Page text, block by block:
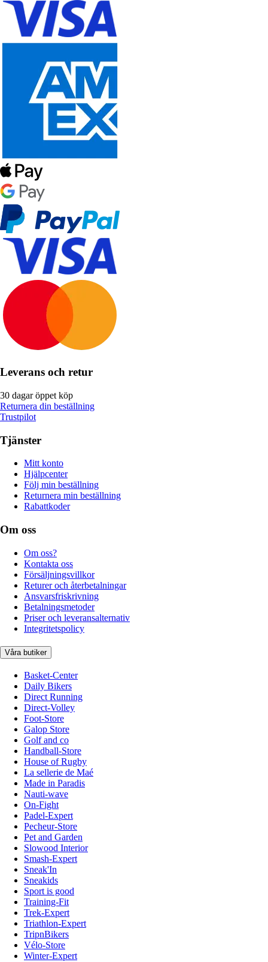
Leverans och retur
30 dagar öppet köp
Returnera din beställning
Trustpilot
Tjänster
Mitt konto
Hjälpcenter
Följ min beställning
Returnera min beställning
Rabattkoder
Om oss
Om oss?
Kontakta oss
Försäljningsvillkor
Returer och återbetalningar
Ansvarsfriskrivning
Betalningsmetoder
Priser och leveransalternativ
Integritetspolicy
Våra butiker
Basket-Center
Daily Bikers
Direct Running
Direct-Volley
Foot-Store
Galop Store
Golf and co
Handball-Store
House of Rugby
La sellerie de Maé
Made in Paradis
Nauti-wave
On-Fight
Padel-Expert
Pecheur-Store
Pet and Garden
Slowood Interior
Smash-Expert
Sneak'In
Sneakids
Sport is good
Training-Fit
Trek-Expert
Triathlon-Expert
TripnBikers
Vélo-Store
Winter-Expert